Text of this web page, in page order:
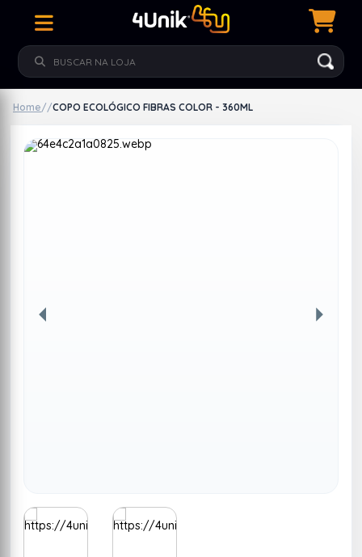
Home//COPO ECOLÓGICO FIBRAS COLOR - 360ML